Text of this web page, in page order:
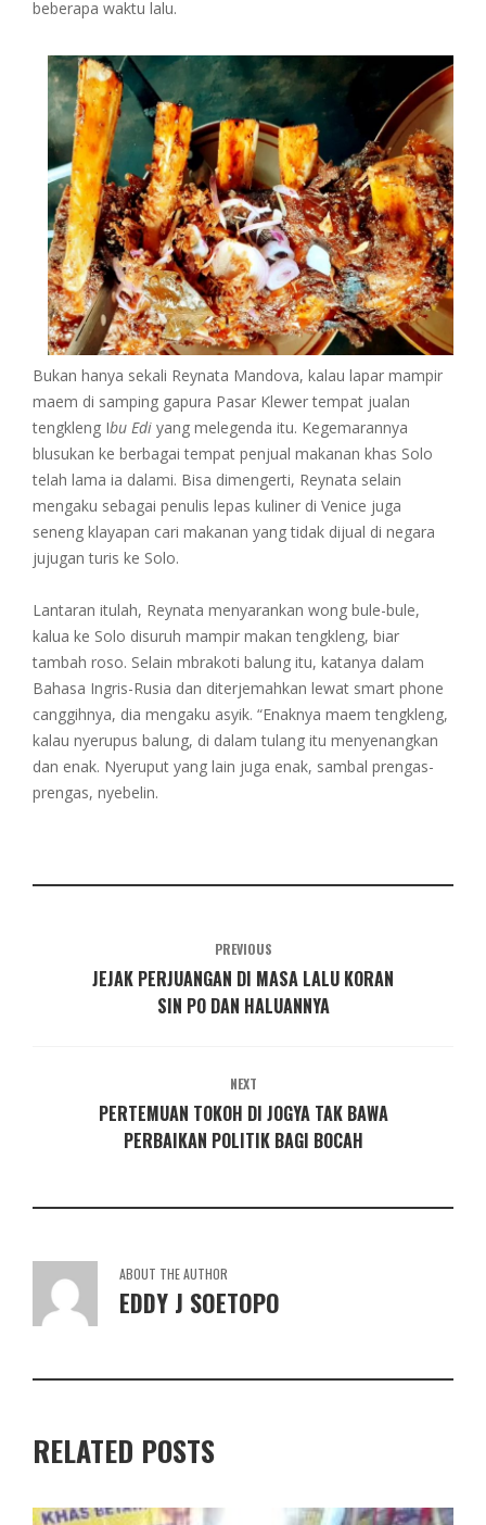
beberapa waktu lalu.
Bukan hanya sekali Reynata Mandova, kalau lapar mampir
maem di samping gapura Pasar Klewer tempat jualan
tengkleng Ibu Edi yang melegenda itu. Kegemarannya
blusukan ke berbagai tempat penjual makanan khas Solo
telah lama ia dalami. Bisa dimengerti, Reynata selain
mengaku sebagai penulis lepas kuliner di Venice juga
seneng klayapan cari makanan yang tidak dijual di negara
jujugan turis ke Solo.
Lantaran itulah, Reynata menyarankan wong bule-bule,
kalua ke Solo disuruh mampir makan tengkleng, biar
tambah roso. Selain mbrakoti balung itu, katanya dalam
Bahasa Ingris-Rusia dan diterjemahkan lewat smart phone
canggihnya, dia mengaku asyik. “Enaknya maem tengkleng,
kalau nyerupus balung, di dalam tulang itu menyenangkan
dan enak. Nyeruput yang lain juga enak, sambal prengas-
prengas, nyebelin.
PREVIOUS
JEJAK PERJUANGAN DI MASA LALU KORAN
SIN PO DAN HALUANNYA
NEXT
PERTEMUAN TOKOH DI JOGYA TAK BAWA
PERBAIKAN POLITIK BAGI BOCAH
ABOUT THE AUTHOR
EDDY J SOETOPO
RELATED POSTS